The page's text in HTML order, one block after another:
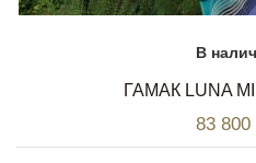
В
ГАМАК LUNA
83 800